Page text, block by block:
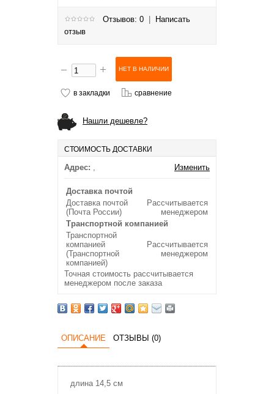
Отзывов: 0
Написать
отзыв
в закладки сравнение
Нашли дешевле?
СТОИМОСТЬ ДОСТАВКИ
Адрес: , Изменить
Доставка почтой
Доставка почтой
(Почта России)
Рассчитывается
менеджером
Транспортной компанией
Транспортной
компанией
(Транспортной
компанией)
Рассчитывается
менеджером
Точная стоимость рассчитывается
менеджером после заказа
ОПИСАНИЕ ОТЗЫВЫ (0)
длина 14,5 см